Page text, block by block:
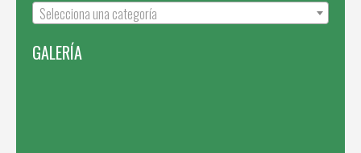
Selecciona una categoría
GALERÍA